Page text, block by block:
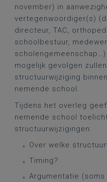
november) in
vertegenwoordiger(s)
directeur, TAC,
schoolbestuur,
mogelijk gevolgen
structuurwijziging
nemende school.
Tijdens het overleg
nemende school
structuurwijzigingen:
Over welke
Timing?
Argumentatie (soms